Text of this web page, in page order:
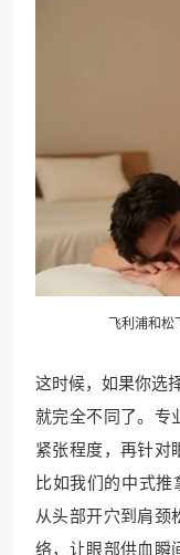
飞利浦和松
这时候，如果你选
就完全不同了。专
紧张程度，再针对
比如我们的中式
从头部开穴到肩颈
络，让眼部供血瞬